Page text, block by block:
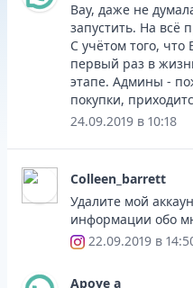
Вау, даже не
запустить. На всё
С учётом того,
первый раз в
этапе. Админы -
покупки,
24.09.2019 в 10:18
Colleen_barrett
Удалите мой
информации обо
22.09.2019 в
Apoye a